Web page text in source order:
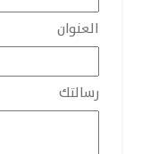
العنوان
رسالتك